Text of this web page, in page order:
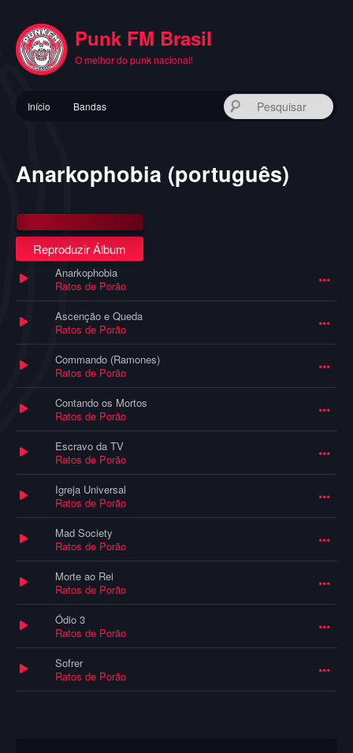
conteúdo
principal
Punk FM Brasil
O melhor do punk nacional!
principal
Início Bandas
Anarkophobia (português)
Reproduzir Álbum
Anarkophobia
Ratos de Porão
Ascenção e Queda
Ratos de Porão
Commando (Ramones)
Ratos de Porão
Contando os Mortos
Ratos de Porão
Escravo da TV
Ratos de Porão
Igreja Universal
Ratos de Porão
Mad Society
Ratos de Porão
Morte ao Rei
Ratos de Porão
Ódio 3
Ratos de Porão
Sofrer
Ratos de Porão